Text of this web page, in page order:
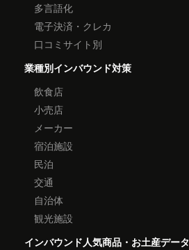
多言語化
電子決済・クレカ
口コミサイト別
業種別インバウンド対策
飲食店
小売店
メーカー
宿泊施設
民泊
交通
自治体
観光施設
インバウンド人気商品・お土産データ